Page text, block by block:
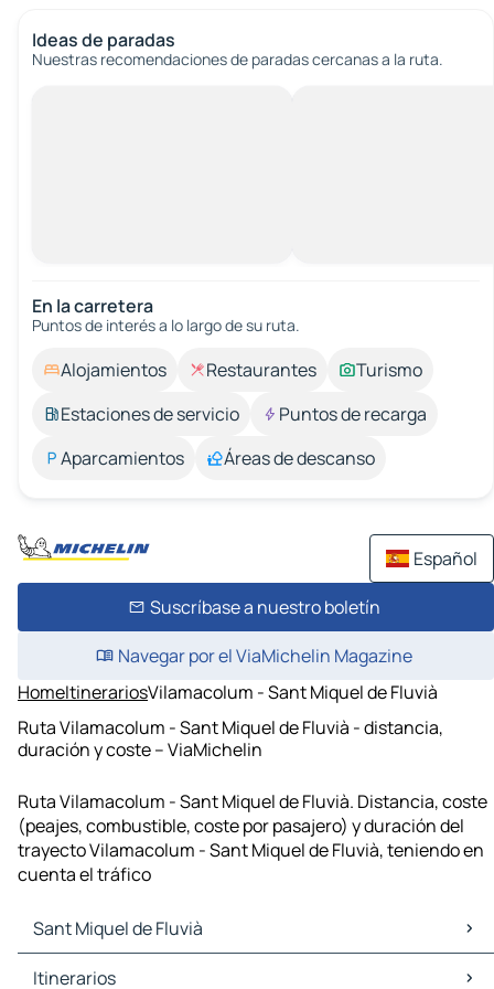
Ideas de paradas
Nuestras recomendaciones de paradas cercanas a la ruta.
En la carretera
Puntos de interés a lo largo de su ruta.
Alojamientos Restaurantes
Turismo
Estaciones de servicio
Puntos de recarga
Aparcamientos
Áreas de descanso
Español
Suscríbase a nuestro boletín
Navegar por el ViaMichelin Magazine
HomeItinerariosVilamacolum - Sant Miquel de Fluvià
Ruta Vilamacolum - Sant Miquel de Fluvià - distancia,
duración y coste – ViaMichelin
Ruta Vilamacolum - Sant Miquel de Fluvià. Distancia, coste
(peajes, combustible, coste por pasajero) y duración del
trayecto Vilamacolum - Sant Miquel de Fluvià, teniendo en
cuenta el tráfico
Sant Miquel de Fluvià
Sant Miquel de Fluvià Mapas Planos
Itinerarios